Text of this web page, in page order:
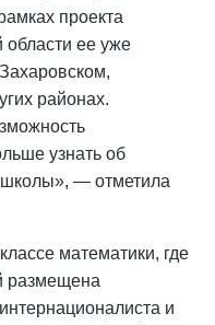
проекта
области ее уже
районах.
узнать об
— отметила
математики, где
размещена
и